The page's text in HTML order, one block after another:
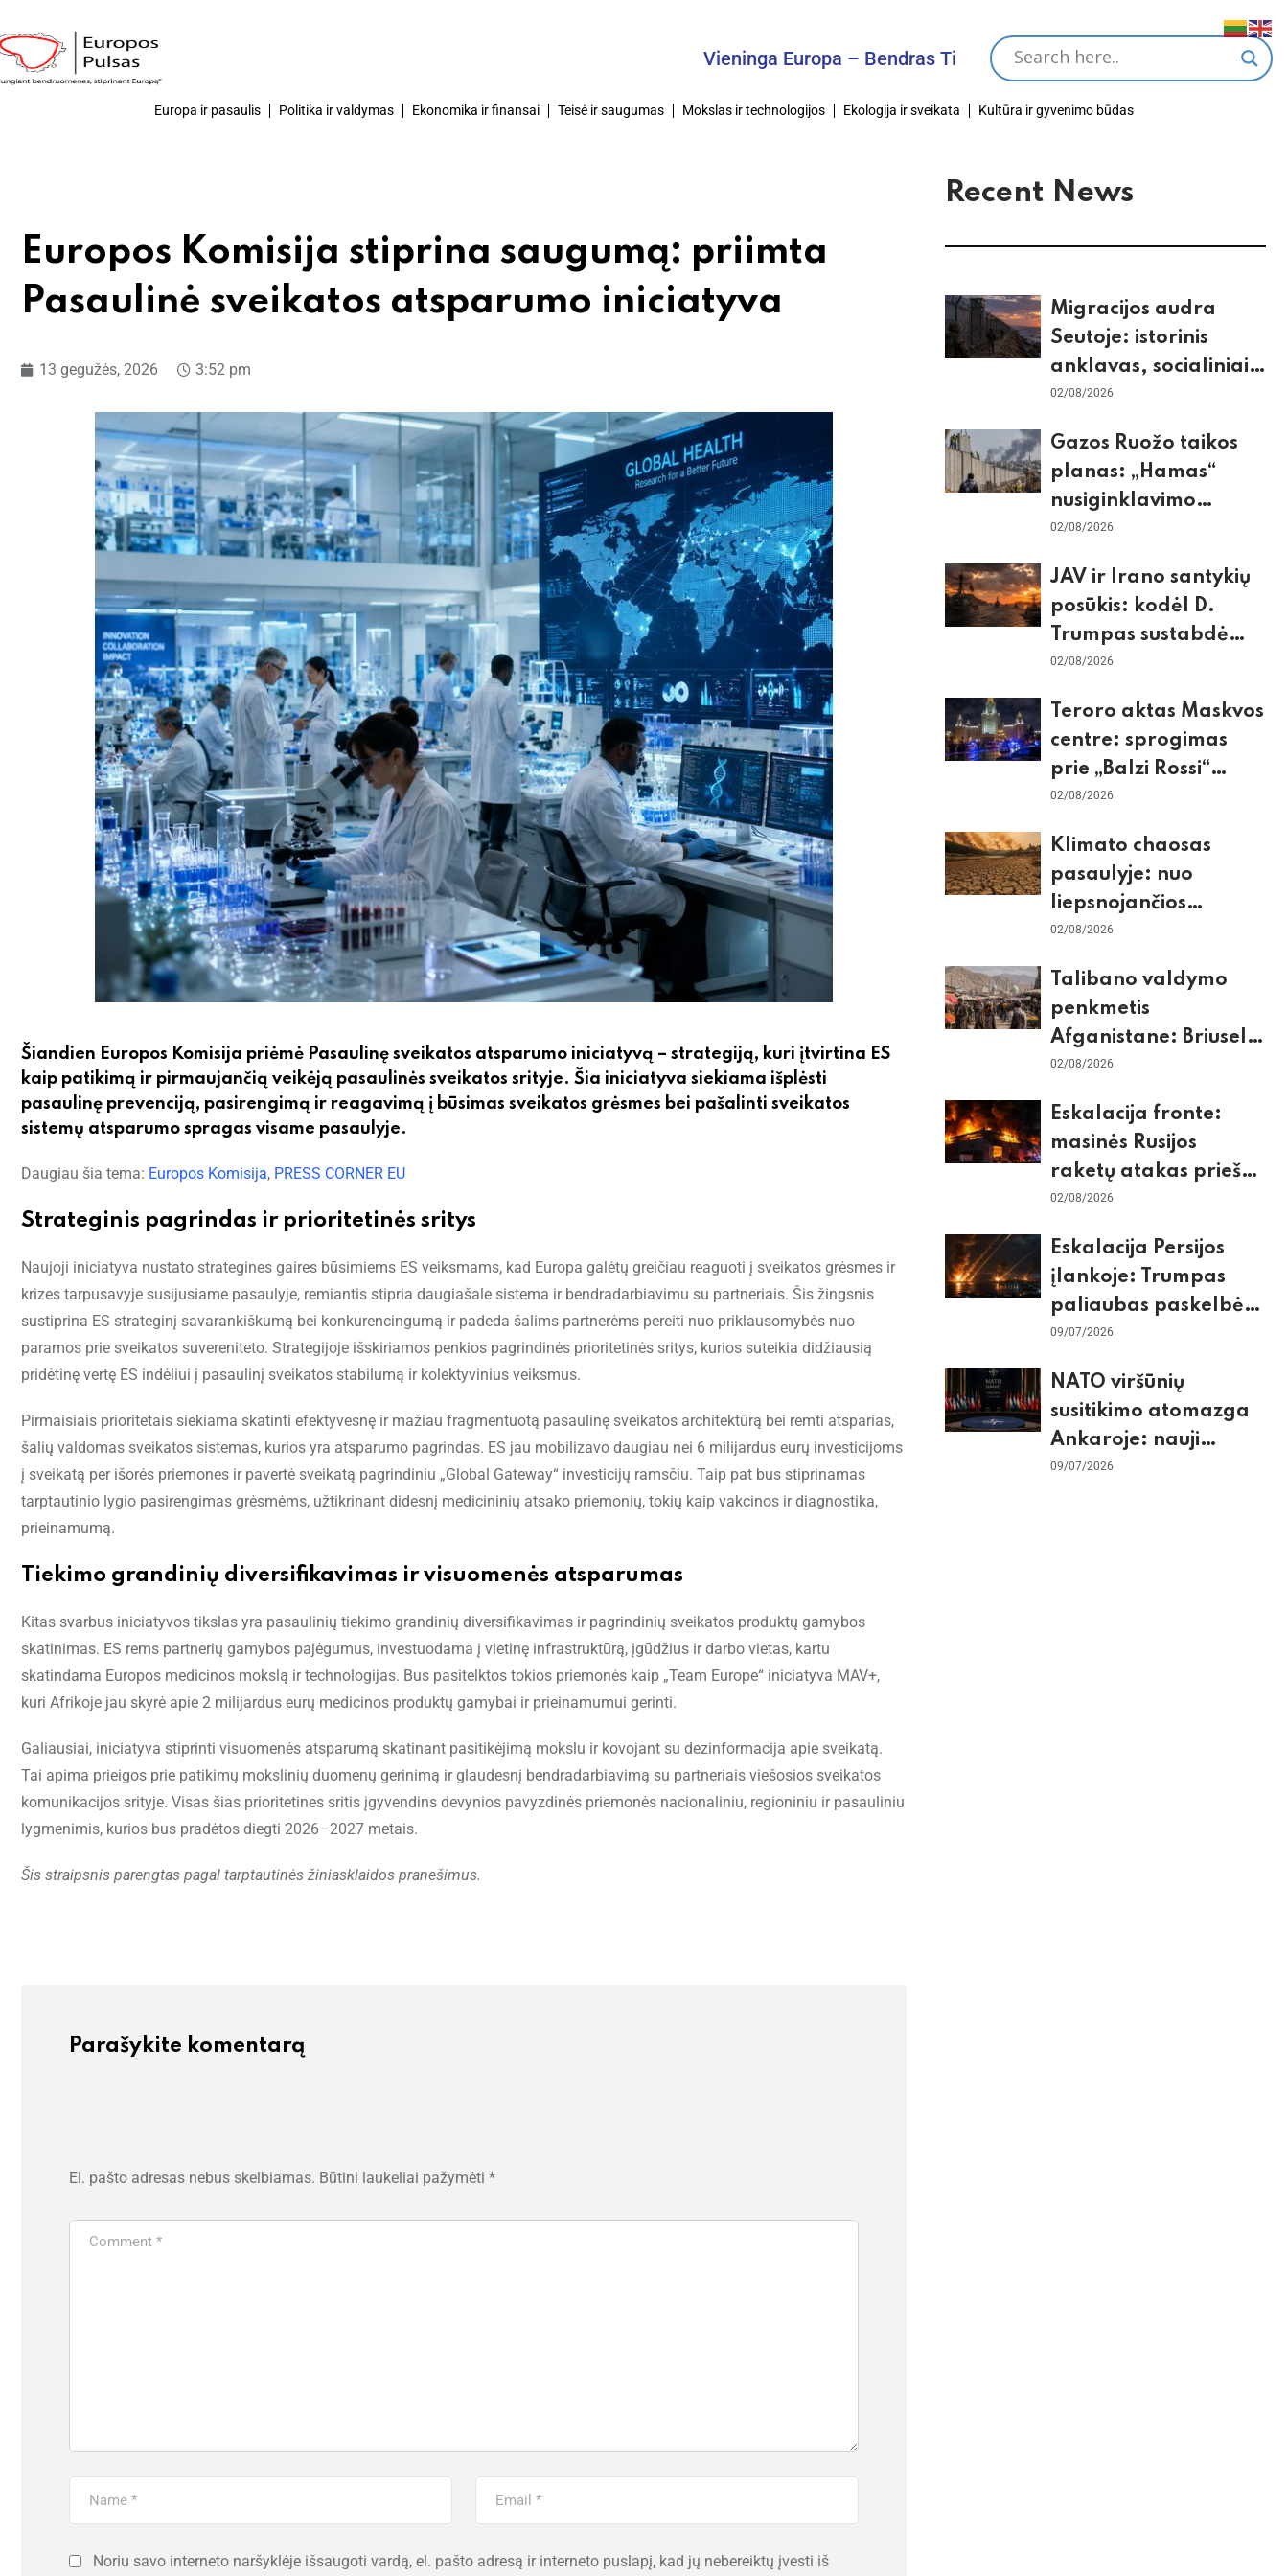
Vieninga Europa – Bendras Tikslas
Europa ir pasaulis Politika ir valdymas Ekonomika ir finansai Teisė ir saugumas Mokslas ir technologijos Ekologija ir sveikata Kultūra ir gyvenimo būdas
Europos Komisija stiprina saugumą: priimta
Pasaulinė sveikatos atsparumo iniciatyva
13 gegužės, 2026 3:52 pm
Šiandien Europos Komisija priėmė Pasaulinę sveikatos atsparumo iniciatyvą – strategiją, kuri įtvirtina ES
kaip patikimą ir pirmaujančią veikėją pasaulinės sveikatos srityje. Šia iniciatyva siekiama išplėsti
pasaulinę prevenciją, pasirengimą ir reagavimą į būsimas sveikatos grėsmes bei pašalinti sveikatos
sistemų atsparumo spragas visame pasaulyje.
Daugiau šia tema: Europos Komisija, PRESS CORNER EU
Strateginis pagrindas ir prioritetinės sritys
Naujoji iniciatyva nustato strategines gaires būsimiems ES veiksmams, kad Europa galėtų greičiau reaguoti į sveikatos grėsmes ir
krizes tarpusavyje susijusiame pasaulyje, remiantis stipria daugiašale sistema ir bendradarbiavimu su partneriais. Šis žingsnis
sustiprina ES strateginį savarankiškumą bei konkurencingumą ir padeda šalims partnerėms pereiti nuo priklausomybės nuo
paramos prie sveikatos suvereniteto. Strategijoje išskiriamos penkios pagrindinės prioritetinės sritys, kurios suteikia didžiausią
pridėtinę vertę ES indėliui į pasaulinį sveikatos stabilumą ir kolektyvinius veiksmus.
Pirmaisiais prioritetais siekiama skatinti efektyvesnę ir mažiau fragmentuotą pasaulinę sveikatos architektūrą bei remti atsparias,
šalių valdomas sveikatos sistemas, kurios yra atsparumo pagrindas. ES jau mobilizavo daugiau nei 6 milijardus eurų investicijoms
į sveikatą per išorės priemones ir pavertė sveikatą pagrindiniu „Global Gateway“ investicijų ramsčiu. Taip pat bus stiprinamas
tarptautinio lygio pasirengimas grėsmėms, užtikrinant didesnį medicininių atsako priemonių, tokių kaip vakcinos ir diagnostika,
prieinamumą.
Tiekimo grandinių diversifikavimas ir visuomenės atsparumas
Kitas svarbus iniciatyvos tikslas yra pasaulinių tiekimo grandinių diversifikavimas ir pagrindinių sveikatos produktų gamybos
skatinimas. ES rems partnerių gamybos pajėgumus, investuodama į vietinę infrastruktūrą, įgūdžius ir darbo vietas, kartu
skatindama Europos medicinos mokslą ir technologijas. Bus pasitelktos tokios priemonės kaip „Team Europe“ iniciatyva MAV+,
kuri Afrikoje jau skyrė apie 2 milijardus eurų medicinos produktų gamybai ir prieinamumui gerinti.
Galiausiai, iniciatyva stiprinti visuomenės atsparumą skatinant pasitikėjimą mokslu ir kovojant su dezinformacija apie sveikatą.
Tai apima prieigos prie patikimų mokslinių duomenų gerinimą ir glaudesnį bendradarbiavimą su partneriais viešosios sveikatos
komunikacijos srityje. Visas šias prioritetines sritis įgyvendins devynios pavyzdinės priemonės nacionaliniu, regioniniu ir pasauliniu
lygmenimis, kurios bus pradėtos diegti 2026–2027 metais.
Šis straipsnis parengtas pagal tarptautinės žiniasklaidos pranešimus.
Parašykite komentarą
El. pašto adresas nebus skelbiamas. Būtini laukeliai pažymėti *
Noriu savo interneto naršyklėje išsaugoti vardą, el. pašto adresą ir interneto puslapį, kad jų nebereiktų įvesti iš
Recent News
Migracijos audra
Seutoje: istorinis
anklavas, socialiniai
tinklai ir ES skilimas
02/08/2026
Gazos Ruožo taikos
planas: „Hamas“
nusiginklavimo
sąlygos, Izraelio
nerimas dėl sienos
02/08/2026
JAV ir Irano santykių
posūkis: kodėl D.
Trumpas sustabdė
smūgius ir kuo
ekonomika
02/08/2026
Teroro aktas Maskvos
centre: sprogimas
prie „Balzi Rossi“
restorano,
tikrieji taikiniai
02/08/2026
Klimato chaosas
pasaulyje: nuo
liepsnojančios
Europos iki
Antarktidos
paradokso
02/08/2026
Talibano valdymo
penkmetis
Afganistane: Briuselio
vizito užkulisiai, gilus
konfliktas su
Pakistanu
02/08/2026
Eskalacija fronte:
masinės Rusijos
raketų atakas prieš
Kijevą, dronų smūgiai
žiemos krizės grėsmė
02/08/2026
Eskalacija Persijos
įlankoje: Trumpas
paliaubas paskelbė
baigtomis, JAV
taikinių Irane
09/07/2026
NATO viršūnių
susitikimo atomazga
Ankaroje: nauji
įsipareigojimai
09/07/2026